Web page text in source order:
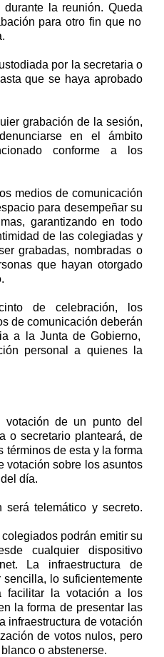
durante la reunión. Queda
para otro fin que no
.
por la secretaria o
que se haya aprobado
grabación de la sesión,
en elámbito
conforme a los
medios de comunicación
para desempeñar su
garantizando en todo
de las colegiadas y
grabadas, nombradas o
que hayan otorgado
de celebración, los
de comunicacióndeberán
a la Junta de Gobierno,
personal a quienes
la
de un punto del
o secretario planteará, de
términos de esta y la forma
votación sobre los asuntos
día.
será telemático y secreto.
podrán emitir su
cualquier dispositivo
La infraestructura de
lo suficientemente
facilitar la votación a los
la forma de presentar las
infraestructura de votación
de votos nulos, pero
o abstenerse.